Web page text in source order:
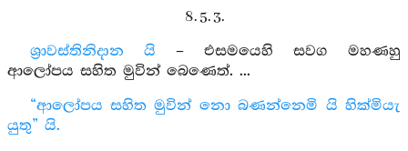
8. 5. 3.
ශ්‍රාවස්තිනිදාන යි – එසමයෙහි සවග මහණහු
ආලෝපය සහිත මුවින් බෙණෙත්. ...
“ආලෝපය සහිත මුවින් නො බණන්නෙමි යි හික්මියැ
යුතු” යි.